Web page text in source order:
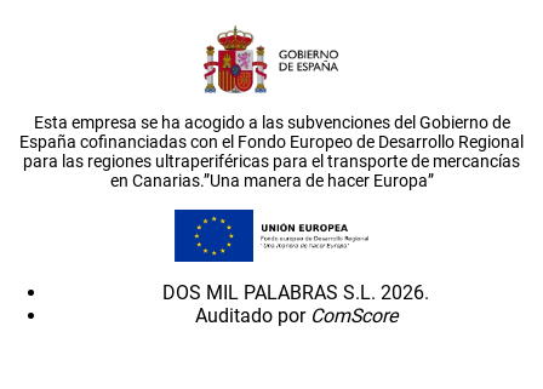
Esta empresa se ha acogido a las subvenciones del Gobierno de
España cofinanciadas con el Fondo Europeo de Desarrollo Regional
para las regiones ultraperiféricas para el transporte de mercancías
en Canarias.”Una manera de hacer Europa”
DOS MIL PALABRAS S.L. 2026.
Auditado por ComScore